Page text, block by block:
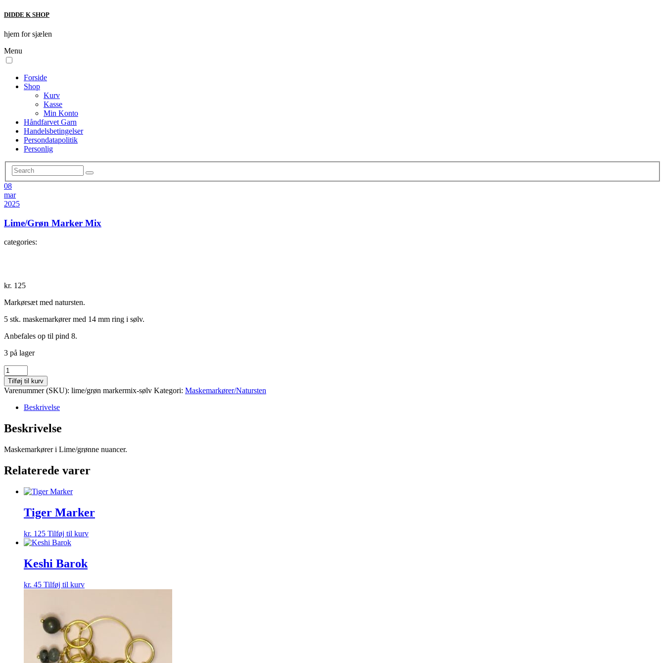
DIDDE K SHOP
hjem for sjælen
Menu
Forside
Shop
Kurv
Kasse
Min Konto
Håndfarvet Garn
Handelsbetingelser
Persondatapolitik
Personlig
08
mar
2025
Lime/Grøn Marker Mix
categories:
kr. 125
Markørsæt med natursten.
5 stk. maskemarkører med 14 mm ring i sølv.
Anbefales op til pind 8.
3 på lager
Lime/Grøn
Marker
Mix
antal
Tilføj til kurv
Varenummer (SKU): lime/grøn markermix-sølv Kategori: Maskemarkører/Natursten
Beskrivelse
Beskrivelse
Maskemarkører i Lime/grønne nuancer.
Relaterede varer
Tiger Marker
kr. 125 Tilføj til kurv
Keshi Barok
kr. 45 Tilføj til kurv